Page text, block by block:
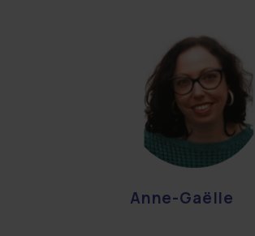
Anne-Gaëlle